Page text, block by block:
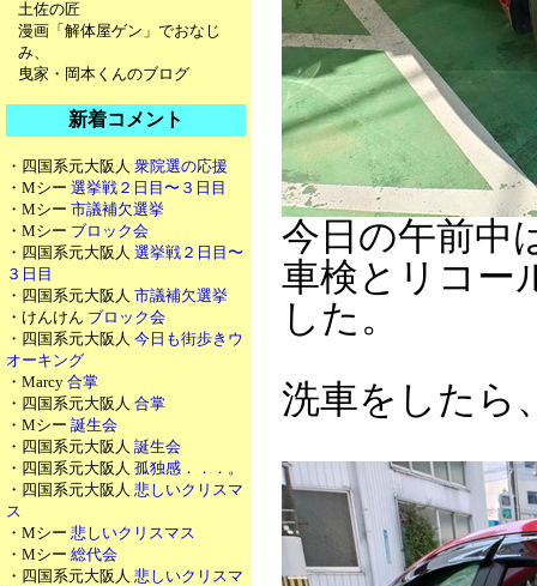
土佐の匠
漫画「解体屋ゲン」でおなじ
み、
曳家・岡本くんのブログ
新着コメント
・四国系元大阪人 衆院選の応援
・Mシー 選挙戦２日目〜３日目
・Mシー 市議補欠選挙
・Mシー ブロック会
・四国系元大阪人 選挙戦２日目〜
３日目
・四国系元大阪人 市議補欠選挙
・けんけん ブロック会
・四国系元大阪人 今日も街歩きウ
オーキング
・Marcy 合掌
・四国系元大阪人 合掌
・Mシー 誕生会
・四国系元大阪人 誕生会
・四国系元大阪人 孤独感．．．。
・四国系元大阪人 悲しいクリスマ
ス
・Mシー 悲しいクリスマス
・Mシー 総代会
・四国系元大阪人 悲しいクリスマ
今日の午前中
車検とリコー
した。
洗車をしたら